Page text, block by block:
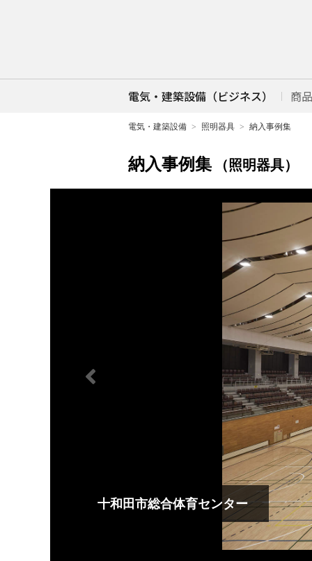
電気・建築設備（ビジネス） 商
電気・建築設備 照明器具 納入事例集
納入事例集 （照明器具）
十和田市総合体育センター